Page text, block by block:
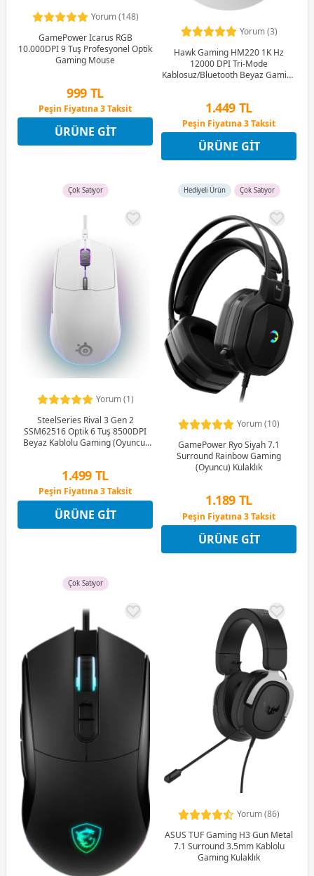
Yorum (148)
GamePower Icarus RGB
10.000DPI 9 Tuş Profesyonel Optik
Gaming Mouse
999 TL
Peşin Fiyatına 3 Taksit
12 Ay x 118 TL taksitle
Peşin Fiyatına 3 Taksit
ÜRÜNE GIT
Yorum (3)
Hawk Gaming HM220 1K Hz
12000 DPI Tri-Mode
Kablosuz/Bluetooth Beyaz Gaming
1.449 TL
Peşin Fiyatına 3 Taksit
12 Ay x 170 TL taksitle
Peşin Fiyatına 3 Taksit
ÜRÜNE GIT
Çok Satıyor
Yorum (1)
SteelSeries Rival 3 Gen 2
SSM62516 Optik 6 Tuş 8500DPI
Beyaz Kablolu Gaming (Oyuncu)
1.499 TL
Peşin Fiyatına 3 Taksit
12 Ay x 176 TL taksitle
Peşin Fiyatına 3 Taksit
ÜRÜNE GIT
Hediyeli Ürün Çok Satıyor
Yorum (10)
GamePower Ryo Siyah 7.1
Surround Rainbow Gaming
(Oyuncu) Kulaklık
1.189 TL
Peşin Fiyatına 3 Taksit
12 Ay x 140 TL taksitle
Peşin Fiyatına 3 Taksit
ÜRÜNE GIT
Çok Satıyor
Yorum (86)
ASUS TUF Gaming H3 Gun Metal
7.1 Surround 3.5mm Kablolu
Gaming Kulaklık